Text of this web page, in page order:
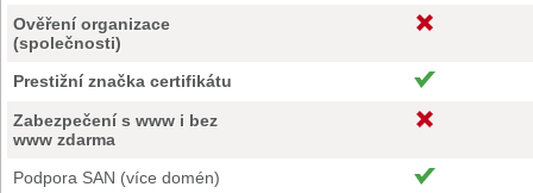
Ověření organizace
(společnosti)
Prestižní značka certifikátu
Zabezpečení s www i bez
www zdarma
Podpora SAN (více domén)